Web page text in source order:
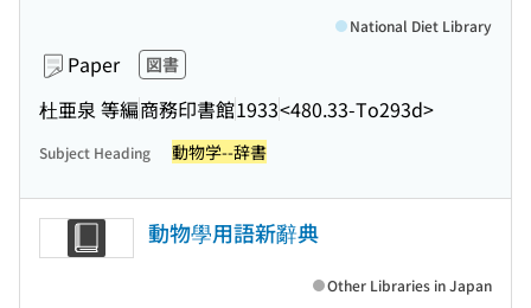
Paper 図書
杜亜泉 等編商務印書館1933<480.33-To293d>
National Diet Library
Subject Heading 動物学--辞書
動物學用語新辭典
Other Libraries in Japan